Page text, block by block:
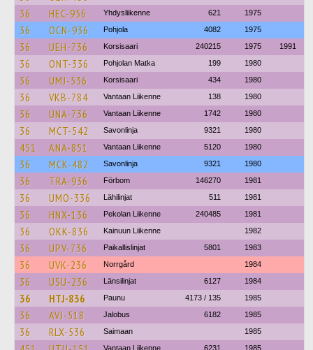
36 HEC-956 Yhdysliikenne 621 1975
36 OCN-936 Pohjola 4082 1975
36 UEH-736 Korsisaari 240215 1975 1991
36 ONT-336 Pohjolan Matka 199 1980
36 UMJ-536 Korsisaari 434 1980
36 VKB-784 Vantaan Liikenne 138 1980
36 UNA-736 Vantaan Liikenne 1742 1980
36 MCT-542 Savonlinja 9321 1980
451 ANA-851 Vantaan Liikenne 5120 1980
36 MCK-482 Savonlinja 9321 1980
36 TRA-936 Förbom 146270 1981
36 UMO-336 Lähilinjat 511 1981
36 HNX-136 Pekolan Liikenne 240485 1981
36 OKK-836 Kainuun Liikenne 1982
36 UPV-736 Paikallislinjat 5801 1983
36 UVK-236 Norrgård 1984
36 USU-236 Länsilinjat 6127 1984
36 HTJ-836 Paunu 4173 / 135 1985
36 AVJ-518 Jalobus 6182 1985
36 RLX-536 Saimaan 1985
Vantaan Liikenne 6231 1985